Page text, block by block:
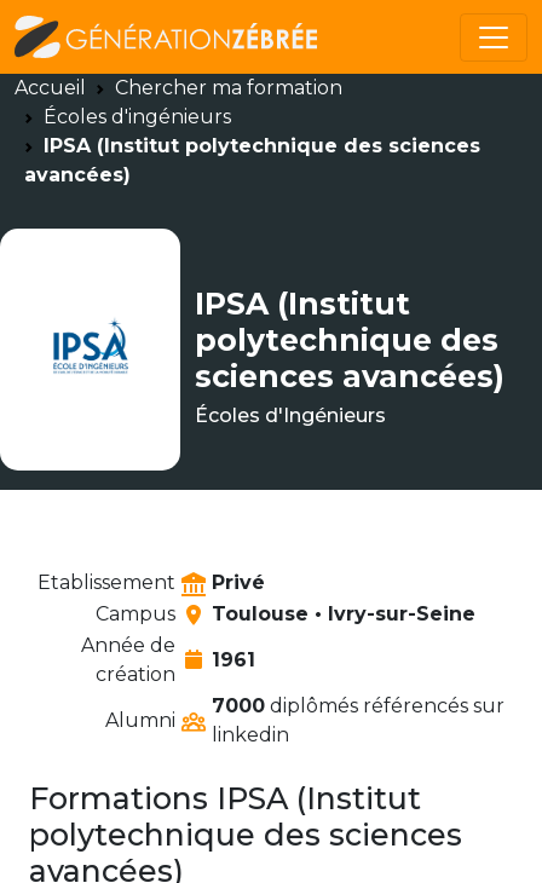
Accueil
Chercher ma formation
Écoles d'ingénieurs
IPSA (Institut polytechnique des sciences
avancées)
IPSA (Institut
polytechnique des
sciences avancées)
Écoles d'Ingénieurs
Etablissement
Privé
Campus
Toulouse • Ivry-sur-Seine
Année de
création
1961
Alumni
7000 diplômés référencés sur
linkedin
Formations IPSA (Institut
polytechnique des sciences
avancées)